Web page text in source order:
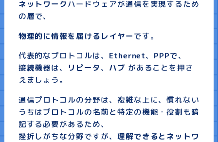
ネットワークハードウェアが通信を実現するため
の層で、
物理的に情報を届けるレイヤーです。
代表的なプロトコルは、 Ethernet、 PPPで、
接続機器は、 リピータ、 ハブ があることを押さ
えましょう。
通信プロトコルの分野は、複雑な上に、慣れない
うちはプロトコルの名前と特定の機能・役割も暗
記する必要があるため、
挫折しがちな分野ですが、 理解できるとネットワ